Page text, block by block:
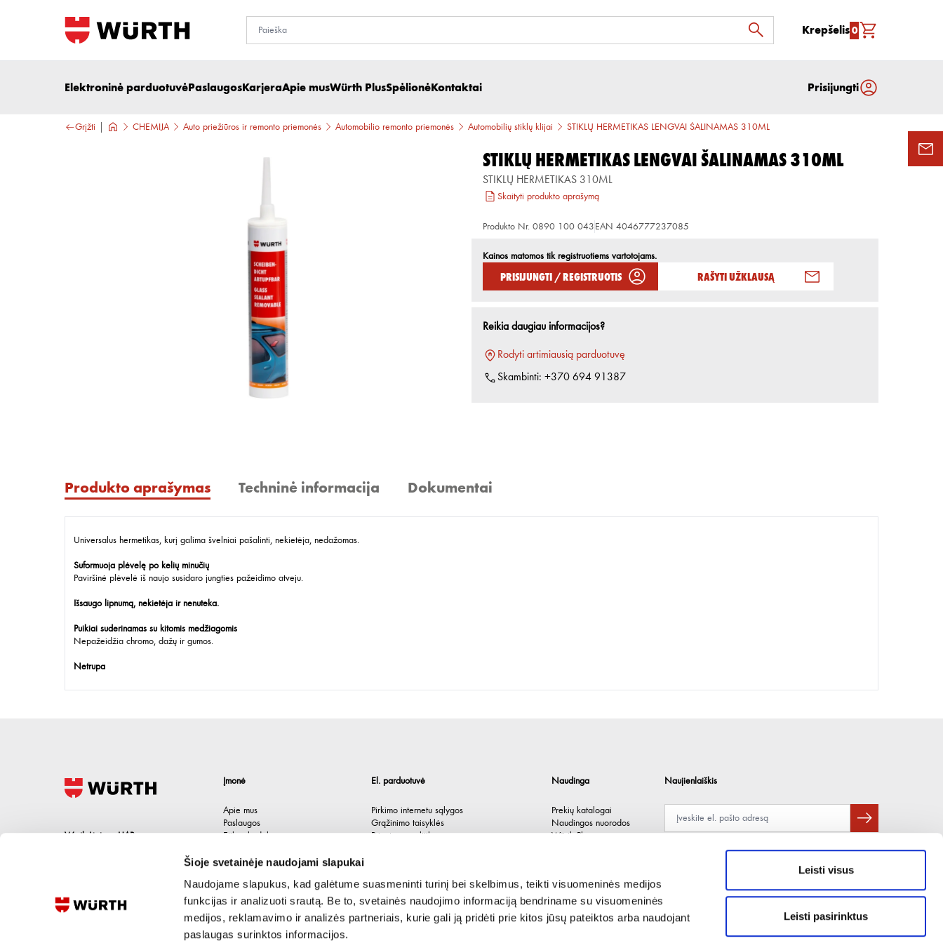
Šioje svetainėje naudojami slapukai
Naudojame slapukus, kad galėtume suasmeninti turinį bei skelbimus, teikti visuomeninės medijos
funkcijas ir analizuoti srautą. Be to, svetainės naudojimo informaciją bendriname su visuomeninės
medijos, reklamavimo ir analizės partneriais, kurie gali ją pridėti prie kitos jūsų pateiktos arba naudojant
paslaugas surinktos informacijos.
Leisti visus
Leisti pasirinktus
Krepšelis0
Elektroninė parduotuvėPaslaugosKarjeraApie musWürth PlusSpėlionėKontaktai Prisijungti
Grįžti CHEMIJA Auto priežiūros ir remonto priemonės Automobilio remonto priemonės Automobilių stiklų klijai STIKLŲ HERMETIKAS LENGVAI ŠALINAMAS 310ML
STIKLŲ HERMETIKAS LENGVAI ŠALINAMAS 310ML
STIKLŲ HERMETIKAS 310ML
Skaityti produkto aprašymą
Produkto Nr. 0890 100 043 EAN 4046777237085
Kainos matomos tik registruotiems vartotojams.
Prisijungti / Registruotis Rašyti užklausą
Reikia daugiau informacijos?
Rodyti artimiausią parduotuvę
Skambinti: +370 694 91387
Produkto aprašymas Techninė informacija Dokumentai
Universalus hermetikas, kurį galima švelniai pašalinti, nekietėja, nedažomas.
Suformuoja plėvelę po kelių minučių
Paviršinė plėvelė iš naujo susidaro jungties pažeidimo atveju.
Išsaugo lipnumą, nekietėja ir nenuteka.
Puikiai suderinamas su kitomis medžiagomis
Nepažeidžia chromo, dažų ir gumos.
Netrupa
Wurth Lietuva UAB
Lietuva
Įmonė
Apie mus
Paslaugos
Etikos kodeksas
Kontaktai
El. parduotuvė
Pirkimo internetu sąlygos
Grąžinimo taisyklės
Privatumo politika
Naudinga
Prekių katalogai
Naudingos nuorodos
Würth Plus
Naujienlaiškis
Pateikdami el. paštą sutinkate gauti tiesioginę rinkodarą.